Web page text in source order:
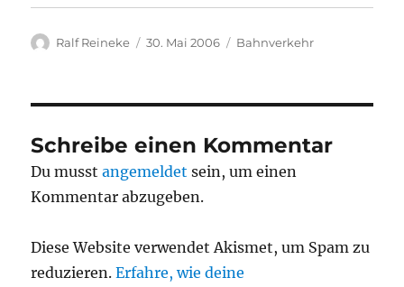
Autor
Ralf Reineke
Veröffentlicht
30. Mai 2006 Kategorien
Bahnverkehr
Schreibe einen Kommentar
Du musstangemeldet sein, um einen
Kommentar abzugeben.
Diese Website verwendet Akismet, um Spam zu
reduzieren.Erfahre, wie deine